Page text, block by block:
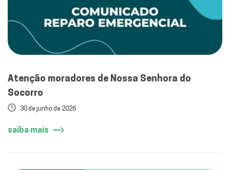
Atenção moradores de Nossa Senhora do
Socorro
30 de junho de 2026
saiba mais